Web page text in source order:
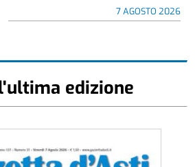
7 AGOSTO 2026
edizione